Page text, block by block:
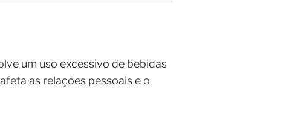
um uso excessivo de bebidas
as relações pessoais e o